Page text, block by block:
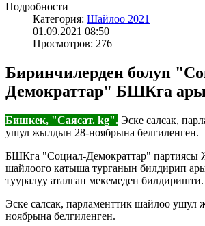
Подробности
Категория: Шайлоо 2021
01.09.2021 08:50
Просмотров: 276
Биринчилерден болуп
Демократтар" БШКга
Бишкек, "Саясат. kg". Эске салсак,
ушул жылдын 28-ноябрына белгиленген.
БШКга "Социал-Демократтар" партиясы
шайлоого катыша турганын билдирип
тууралуу аталган мекемеден билдиришти.
Эске салсак, парламенттик шайлоо ушул
ноябрына белгиленген.